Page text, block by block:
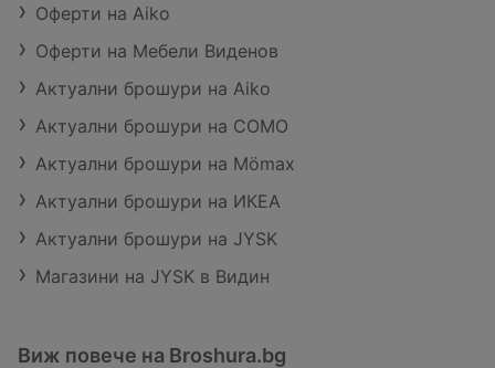
Оферти на Aiko
Оферти на Мебели Виденов
Актуални брошури на Aiko
Актуални брошури на COMO
Актуални брошури на Mömax
Актуални брошури на ИКЕА
Актуални брошури на JYSK
Магазини на JYSK в Видин
Виж повече на Broshura.bg